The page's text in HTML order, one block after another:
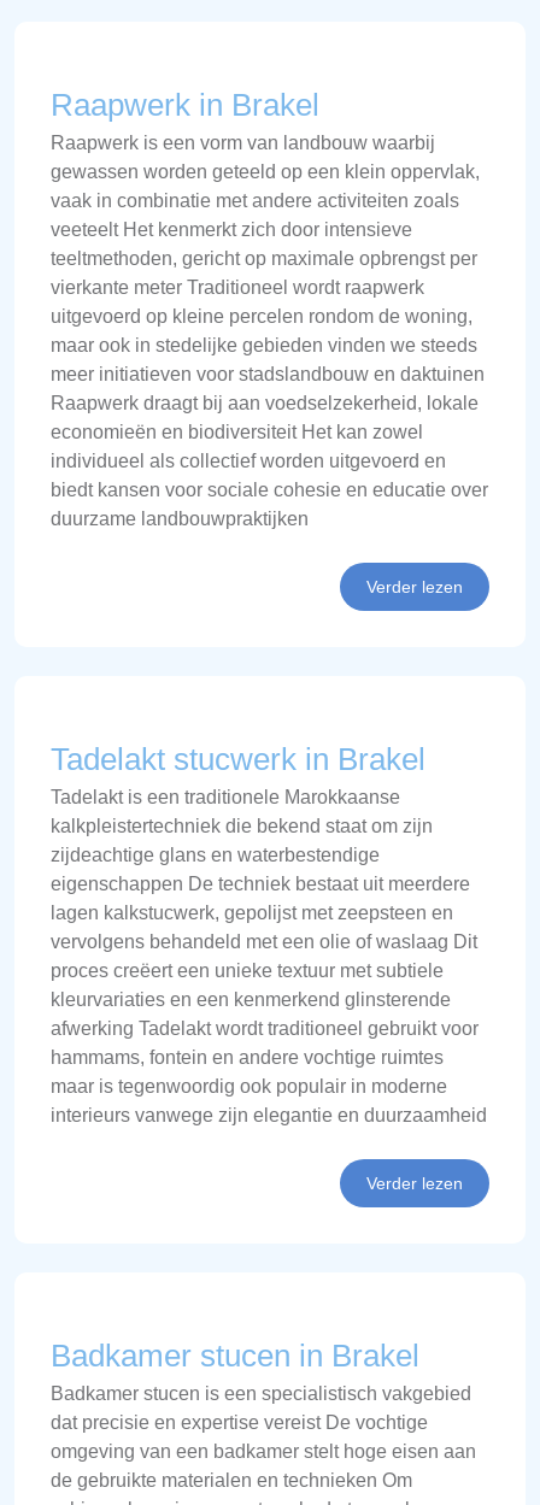
Raapwerk in Brakel
Raapwerk is een vorm van landbouw waarbij
gewassen worden geteeld op een klein oppervlak,
vaak in combinatie met andere activiteiten zoals
veeteelt Het kenmerkt zich door intensieve
teeltmethoden, gericht op maximale opbrengst per
vierkante meter Traditioneel wordt raapwerk
uitgevoerd op kleine percelen rondom de woning,
maar ook in stedelijke gebieden vinden we steeds
meer initiatieven voor stadslandbouw en daktuinen
Raapwerk draagt bij aan voedselzekerheid, lokale
economieën en biodiversiteit Het kan zowel
individueel als collectief worden uitgevoerd en
biedt kansen voor sociale cohesie en educatie over
duurzame landbouwpraktijken
Verder lezen
Tadelakt stucwerk in Brakel
Tadelakt is een traditionele Marokkaanse
kalkpleistertechniek die bekend staat om zijn
zijdeachtige glans en waterbestendige
eigenschappen De techniek bestaat uit meerdere
lagen kalkstucwerk, gepolijst met zeepsteen en
vervolgens behandeld met een olie of waslaag Dit
proces creëert een unieke textuur met subtiele
kleurvariaties en een kenmerkend glinsterende
afwerking Tadelakt wordt traditioneel gebruikt voor
hammams, fontein en andere vochtige ruimtes
maar is tegenwoordig ook populair in moderne
interieurs vanwege zijn elegantie en duurzaamheid
Verder lezen
Badkamer stucen in Brakel
Badkamer stucen is een specialistisch vakgebied
dat precisie en expertise vereist De vochtige
omgeving van een badkamer stelt hoge eisen aan
de gebruikte materialen en technieken Om